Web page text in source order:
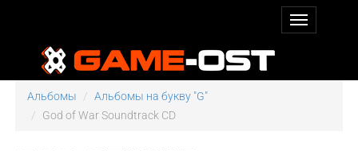
Альбомы
Альбомы на букву "G"
God of War Soundtrack CD